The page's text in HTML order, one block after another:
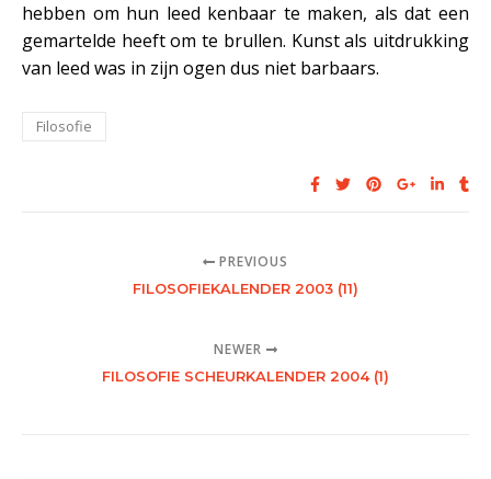
hebben om hun leed kenbaar te maken, als dat een
gemartelde heeft om te brullen. Kunst als uitdrukking
van leed was in zijn ogen dus niet barbaars.
Filosofie
PREVIOUS
FILOSOFIEKALENDER 2003 (11)
NEWER
FILOSOFIE SCHEURKALENDER 2004 (1)